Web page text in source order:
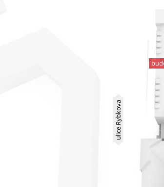
ulice Rybkova